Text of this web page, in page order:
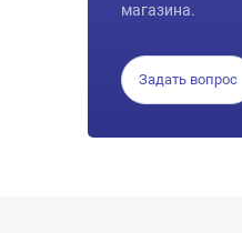
магазина.
Задать вопрос